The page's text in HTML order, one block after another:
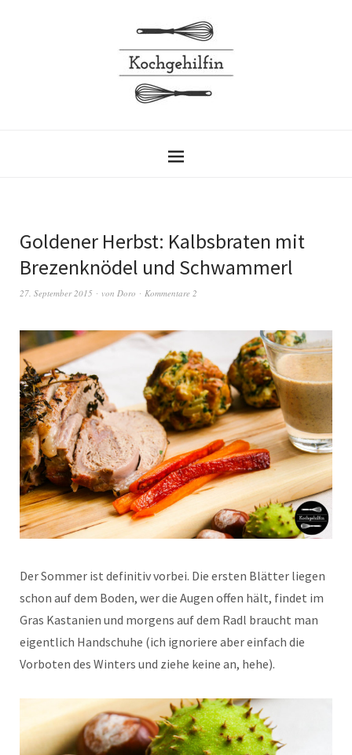
Goldener Herbst: Kalbsbraten mit
Brezenknödel und Schwammerl
27. September 2015 von Doro Kommentare 2
Der Sommer ist definitiv vorbei. Die ersten Blätter liegen
schon auf dem Boden, wer die Augen offen hält, findet im
Gras Kastanien und morgens auf dem Radl braucht man
eigentlich Handschuhe (ich ignoriere aber einfach die
Vorboten des Winters und ziehe keine an, hehe).